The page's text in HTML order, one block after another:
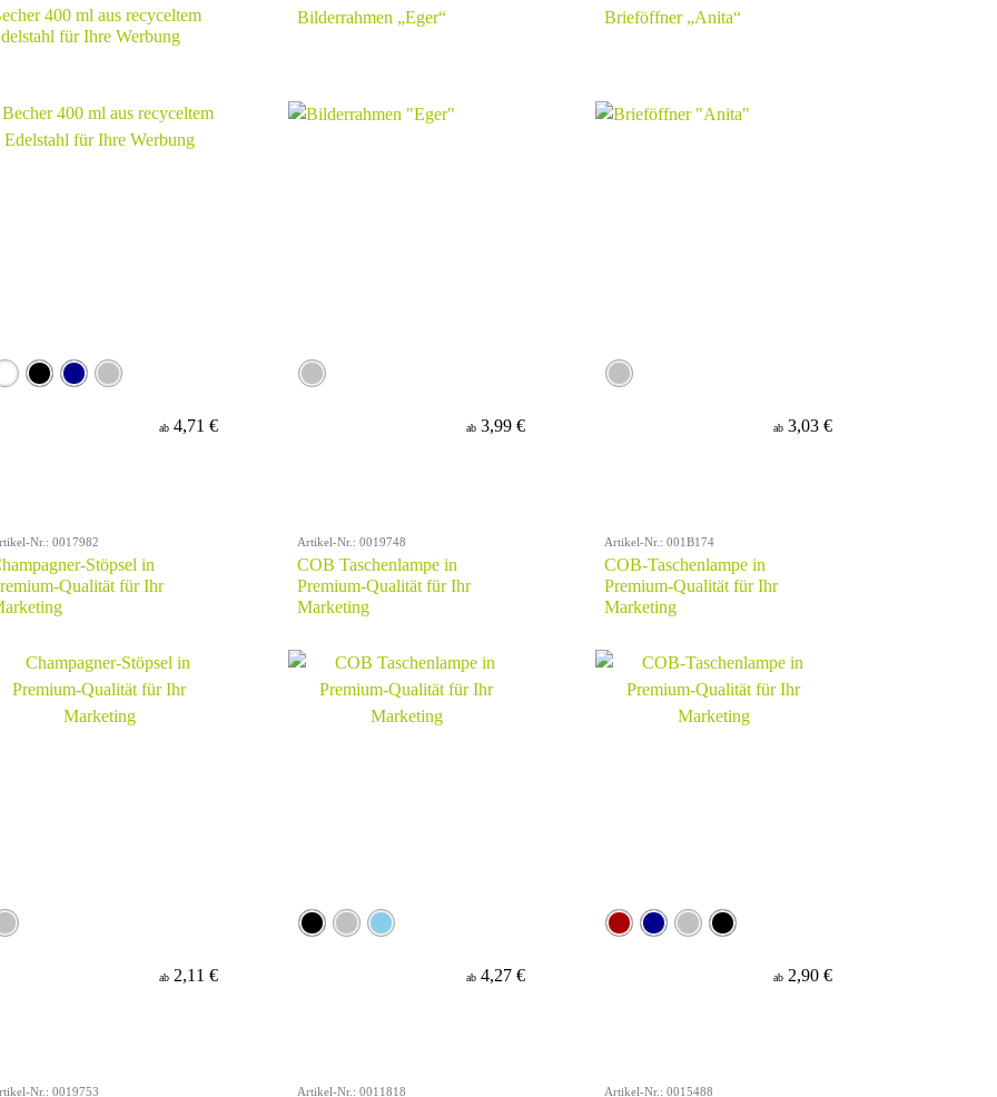
400 ml aus recyceltem
für Ihre Werbung
ab 4,71 €
Bilderrahmen „Eger“
ab 3,99 €
Brieföffner „Anita“
ab 3,03 €
Nr.: 0017982
Stöpsel in
Qualität für Ihr
ab 2,11 €
Artikel-Nr.: 0019748
COB Taschenlampe in
Premium-Qualität für Ihr
Marketing
ab 4,27 €
Artikel-Nr.: 001B174
COB-Taschenlampe in
Premium-Qualität für Ihr
Marketing
ab 2,90 €
Nr.: 0019753 Artikel-Nr.: 0011818 Artikel-Nr.: 0015488